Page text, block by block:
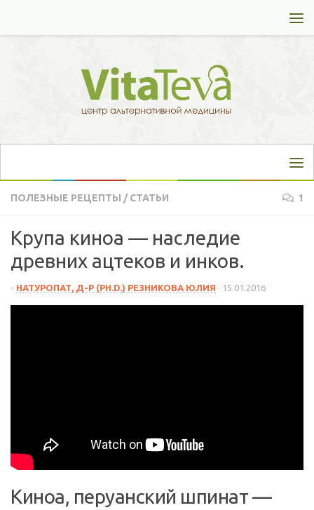
ПОЛЕЗНЫЕ РЕЦЕПТЫ / СТАТЬИ 1
Крупа киноа — наследие
древних ацтеков и инков.
- НАТУРОПАТ, Д-Р (PH.D.) РЕЗНИКОВА ЮЛИЯ · 15.01.2016
Киноа, перуанский шпинат —